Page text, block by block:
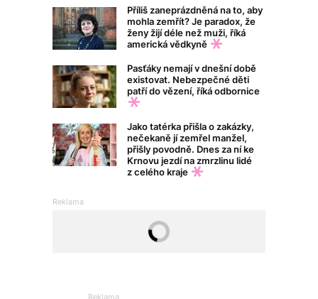
Příliš zaneprázdněná na to, aby
mohla zemřít? Je paradox, že
ženy žijí déle než muži, říká
americká vědkyně
Pasťáky nemají v dnešní době
existovat. Nebezpečné děti
patří do vězení, říká odbornice
Jako tatérka přišla o zakázky,
nečekaně jí zemřel manžel,
přišly povodně. Dnes za ní ke
Krnovu jezdí na zmrzlinu lidé
z celého kraje